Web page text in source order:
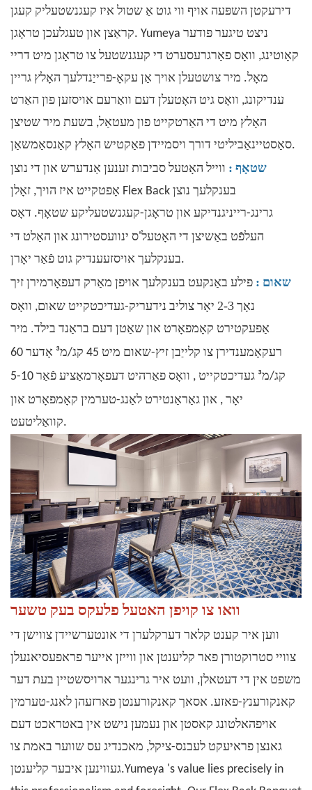
דירעקטן השפּעה אויף ווי גוט אַ שטול איז קעגנשטעליק קעגן
קראַצן און טעגלעכן טראָגן. Yumeya ניצט טיגער פּודער
קאָוטינג, וואָס פאַרגרעסערט די קעגנשטעל צו טראָגן מיט דריי
מאָל. מיר צושטעלן אויך אַן עקאָ-פרייַנדלעך האָלץ גריין
ענדיקונג, וואָס גיט האָטעלן דעם וואַרעם אויסזען פון האַרט
האָלץ מיט די האַרטקייט פון מעטאַל, בשעת מיר שטיצן
סאַסטיינאַביליטי דורך ויסמיידן פאַקטיש האָלץ קאַנסאַמשאַן.
שטאָף : ווייל האָטעל סביבות זענען אַנדערש און די נוצן
אָפטקייט איז הויך, זאָלן Flex Back בענקלעך נוצן
גרינג-רייניגנדיקע און טראָגן-קעגנשטעליקע שטאָף. דאָס
העלפֿט באַשיצן די האָטעל'ס ינוועסטירונג און האַלט די
בענקלעך אויסזעענדיק גוט פֿאַר יאָרן.
שאום : פילע באַנקעט בענקלעך אויפן מאַרק דעפאָרמירן זיך
נאָך 2-3 יאָר צוליב נידעריק-געדיכטקייט שאום, וואָס
אַפעקטירט קאָמפאָרט און שאַטן דעם בראַנד בילד. מיר
רעקאָמענדירן צו קלייַבן זיץ-שאום מיט 45 קג/מ³
אָדער 60
קג/מ³ געדיכטקייט , וואָס פאַרהיט דעפאָרמאַציע פֿאַר 5-10
יאָר , און גאַראַנטירט לאַנג-טערמין קאָמפאָרט און
קוואַליטעט.
וואו צו קויפן האטעל פלעקס בעק טשער
ווען איר קענט קלאר דערקלערן די אונטערשיידן צווישן די
צוויי סטרוקטורן פאר קליענטן און ווייזן אייער פראפעסיאנעלן
משפט אין די דעטאלן, וועט איר גרינגער ארויסשטיין בעת ​​דער
קאנקורענץ-פאזע. אסאך קאנקורענטן פארזעהן לאנג-טערמין
אויפהאלטונג קאסטן און נעמען נישט אין באטראכט דעם
גאנצן פראיעקט לעבנס-ציקל, מאכנדיג עס שווער באמת צו
געווינען איבער קליענטן.Yumeya 's value lies precisely in